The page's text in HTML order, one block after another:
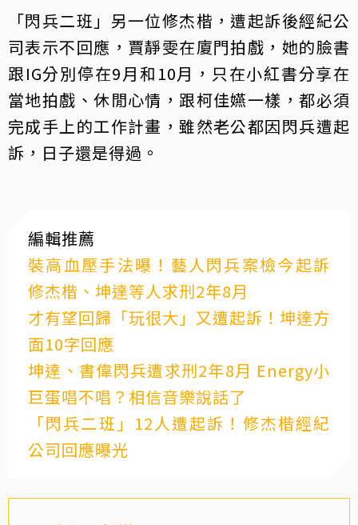
「閃兵二班」另一位修杰楷，遭起訴後經紀公
司表示不回應，賈靜雯在廈門拍戲，她的臉書
跟IG分別停在9月和10月，只在小紅書分享在
當地拍戲、休閒心情，跟柯佳嬿一樣，都必須
完成手上的工作計畫，雖然老公都因閃兵遭起
訴，日子還是得過。
編輯推薦
裝高血壓手法曝！藝人閃兵案檢今起訴
修杰楷、坤達等人求刑2年8月
才有望回歸「玩很大」又遭起訴！坤達方
面10字回應
坤達、書偉閃兵遭求刑2年8月 Energy小
巨蛋唱不唱？相信音樂說話了
「閃兵二班」12人遭起訴！修杰楷經紀
公司回應曝光